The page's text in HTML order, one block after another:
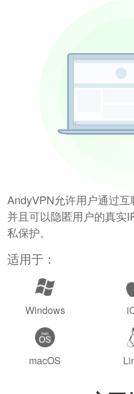
AndyVPN允许用户通过互
并且可以隐匿用户的真实
私保护。
适用于：
Windows
macOS